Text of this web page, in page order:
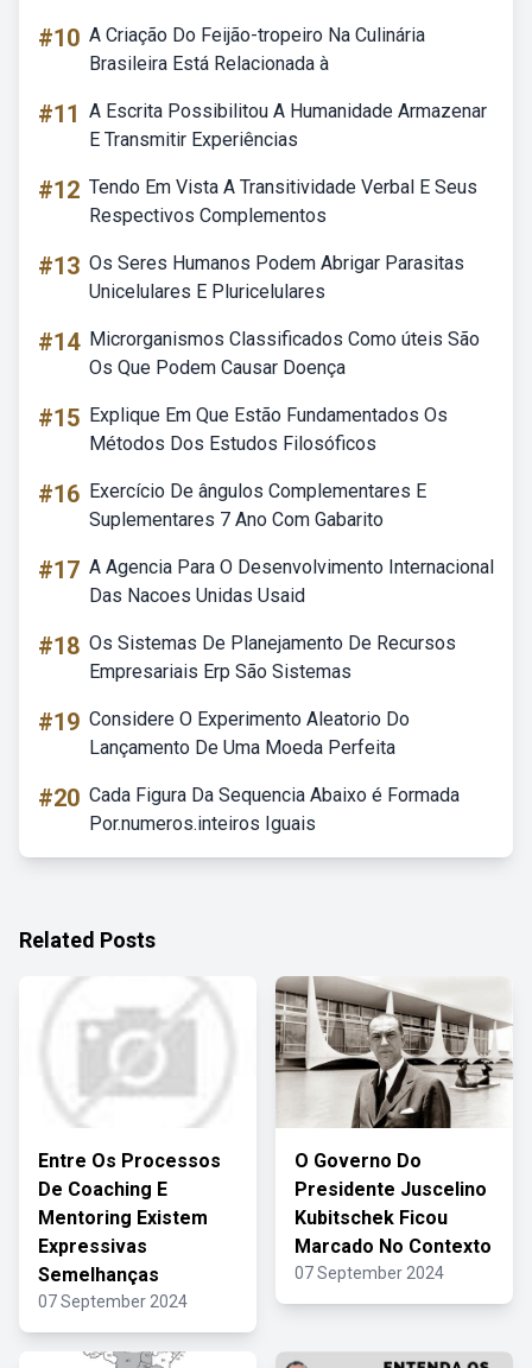
#10 A Criação Do Feijão-tropeiro Na Culinária
Brasileira Está Relacionada à
#11 A Escrita Possibilitou A Humanidade Armazenar
E Transmitir Experiências
#12 Tendo Em Vista A Transitividade Verbal E Seus
Respectivos Complementos
#13 Os Seres Humanos Podem Abrigar Parasitas
Unicelulares E Pluricelulares
#14 Microrganismos Classificados Como úteis São
Os Que Podem Causar Doença
#15 Explique Em Que Estão Fundamentados Os
Métodos Dos Estudos Filosóficos
#16 Exercício De ângulos Complementares E
Suplementares 7 Ano Com Gabarito
#17 A Agencia Para O Desenvolvimento Internacional
Das Nacoes Unidas Usaid
#18 Os Sistemas De Planejamento De Recursos
Empresariais Erp São Sistemas
#19 Considere O Experimento Aleatorio Do
Lançamento De Uma Moeda Perfeita
#20 Cada Figura Da Sequencia Abaixo é Formada
Por.numeros.inteiros Iguais
Related Posts
Entre Os Processos
De Coaching E
Mentoring Existem
Expressivas
Semelhanças
07 September 2024
O Governo Do
Presidente Juscelino
Kubitschek Ficou
Marcado No Contexto
07 September 2024